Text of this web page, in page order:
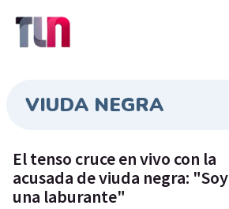
VIUDA NEGRA
El tenso cruce en vivo con la
acusada de viuda negra: "Soy
una laburante"